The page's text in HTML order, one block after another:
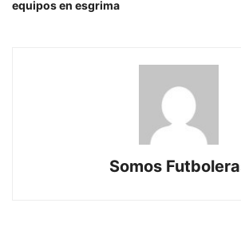
equipos en esgrima
Somos